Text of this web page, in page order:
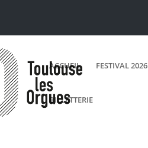
ACCUEIL FESTIVAL 2026
BILLETTERIE